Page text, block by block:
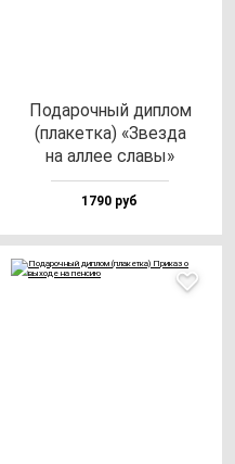
Пода­роч­ный дип­лом
(пла­кет­ка) «Звез­да
на ал­лее сла­вы»
1790 руб